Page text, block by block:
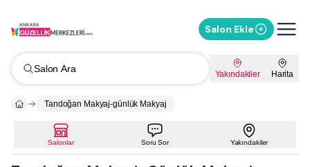
Salon Ekle
Salon Ara Yakındakiler Harita
Tandoğan Makyaj-günlük Makyaj
Salonlar Soru Sor Yakındakiler